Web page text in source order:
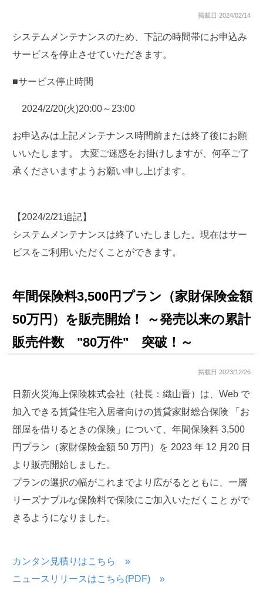
掲載日 2024/02/14
システムメンテナンスのため、下記の時間帯にお申込み
サービスを停止させていただきます。
■サービス停止時間
2024/2/20(火)20:00～23:00
お申込みは上記メンテナンス時間前または終了後にお願
いいたします。 大変ご迷惑をお掛けしますが、何卒ご了
承くださいますようお願い申し上げます。
【2024/2/21追記】
システムメンテナンスは終了いたしました。現在はサー
ビスをご利用いただくことができます。
年間保険料3,500円プラン（家財保険金額
50万円）を販売開始！ ～発売以来の累計
販売件数 "80万件" 突破！～
掲載日 2023/12/26
日新火災海上保険株式会社（社長：織山晋）は、Web で
加入できる賃貸住宅入居者向けの賃貸家財総合保険 「お
部屋を借りるときの保険」について、年間保険料 3,500
円プラン（家財保険金額 50 万円）を 2023 年 12 月20 日
より販売開始しました。
プランの選択の幅がこれまでより広がるとともに、一層
リーズナブルな保険料で保険にご加入いただくこと がで
きるようになりました。
カンタン見積りはこちら »
ニュースリリースはこちら(PDF) »